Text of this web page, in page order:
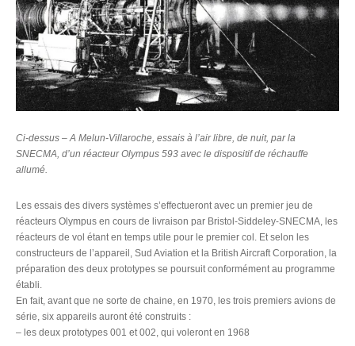
Ci-dessus – A Melun-Villaroche, essais à l’air libre, de nuit, par la
SNECMA, d’un réacteur Olympus 593 avec le dispositif de réchauffe
allumé.
Les essais des divers systèmes s’effectueront avec un premier jeu de
réacteurs Olympus en cours de livraison par Bristol-Siddeley-SNECMA, les
réacteurs de vol étant en temps utile pour le premier col. Et selon les
constructeurs de l’appareil, Sud Aviation et la British Aircraft Corporation, la
préparation des deux prototypes se poursuit conformément au programme
établi.
En fait, avant que ne sorte de chaine, en 1970, les trois premiers avions de
série, six appareils auront été construits :
– les deux prototypes 001 et 002, qui voleront en 1968